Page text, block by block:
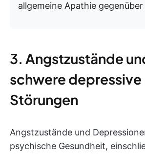
allgemeine Apathie
3. Angstzustände
schwere depressive
Störungen
Angstzustände und
psychische Gesundheit,